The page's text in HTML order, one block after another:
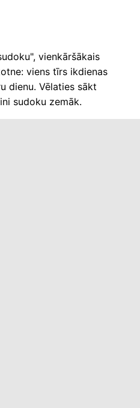
vienkāršākais
viens tīrs ikdienas
dienu. Vēlaties sākt
sudoku zemāk.